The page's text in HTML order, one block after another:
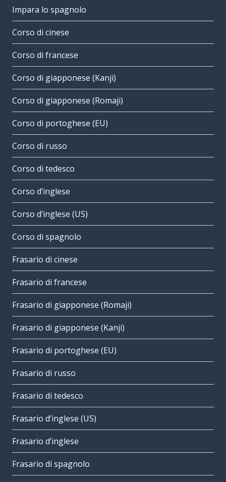
Impara lo spagnolo
Corso di cinese
Corso di francese
Corso di giapponese (Kanji)
Corso di giapponese (Romaji)
Corso di portoghese (EU)
Corso di russo
Corso di tedesco
Corso d’inglese
Corso d’inglese (US)
Corso di spagnolo
Frasario di cinese
Frasario di francese
Frasario di giapponese (Romaji)
Frasario di giapponese (Kanji)
Frasario di portoghese (EU)
Frasario di russo
Frasario di tedesco
Frasario d’inglese (US)
Frasario d’inglese
Frasario di spagnolo